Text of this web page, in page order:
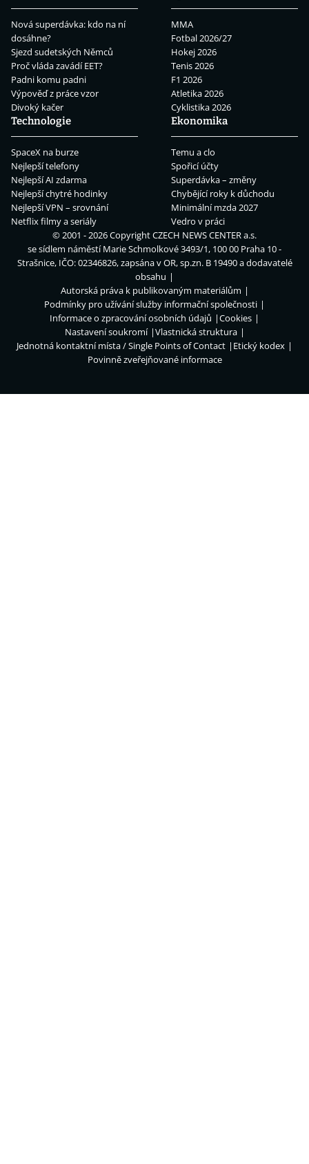
Nová superdávka: kdo na ní
dosáhne?
Sjezd sudetských Němců
Proč vláda zavádí EET?
Padni komu padni
Výpověď z práce vzor
Divoký kačer
MMA
Fotbal 2026/27
Hokej 2026
Tenis 2026
F1 2026
Atletika 2026
Cyklistika 2026
Technologie
SpaceX na burze
Nejlepší telefony
Nejlepší AI zdarma
Nejlepší chytré hodinky
Nejlepší VPN – srovnání
Netflix filmy a seriály
Ekonomika
Temu a clo
Spořicí účty
Superdávka – změny
Chybějící roky k důchodu
Minimální mzda 2027
Vedro v práci
© 2001 - 2026 CopyrightCZECH NEWS CENTER a.s.
se sídlem náměstí Marie Schmolkové 3493/1, 100 00 Praha 10 -
Strašnice, IČO: 02346826, zapsána v OR, sp.zn. B 19490 a dodavatelé
obsahu
Autorská práva k publikovaným materiálům
Podmínky pro užívání služby informační společnosti
Informace o zpracování osobních údajů
Cookies
Nastavení soukromí
Vlastnická struktura
Jednotná kontaktní místa / Single Points of Contact
Etický kodex
Povinně zveřejňované informace